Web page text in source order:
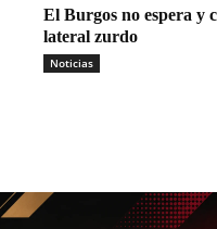
El Burgos no espera y
lateral zurdo
Noticias